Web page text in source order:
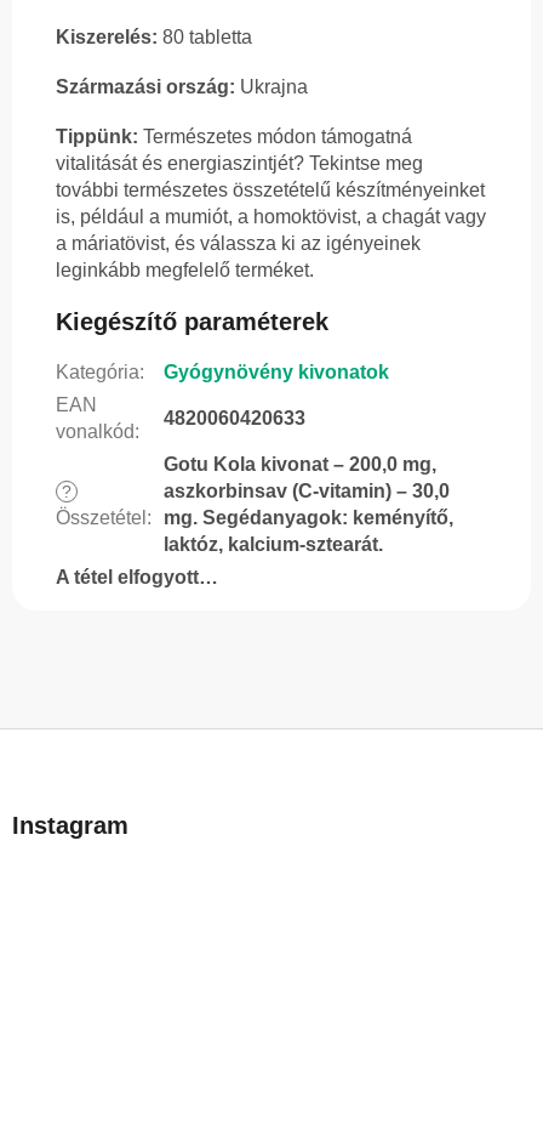
Kiszerelés: 80 tabletta
Származási ország: Ukrajna
Tippünk: Természetes módon támogatná
vitalitását és energiaszintjét? Tekintse meg
további természetes összetételű készítményeinket
is, például a mumiót, a homoktövist, a chagát vagy
a máriatövist, és válassza ki az igényeinek
leginkább megfelelő terméket.
Kiegészítő paraméterek
Kategória:
Gyógynövény kivonatok
EAN
vonalkód:
4820060420633
?
Összetétel :
Gotu Kola kivonat – 200,0 mg,
aszkorbinsav (C-vitamin) – 30,0
mg. Segédanyagok: keményítő,
laktóz, kalcium-sztearát.
A tétel elfogyott…
bInstagram